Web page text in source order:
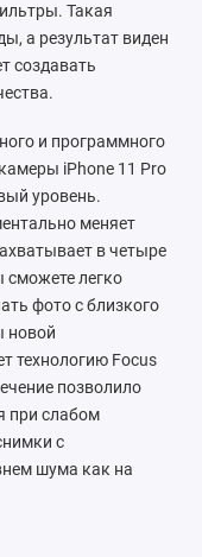
Такая
а результат виден
создавать
и программного
iPhone 11 Pro
уровень.
меняет
в четыре
легко
фото с близкого
новой
технологию Focus
позволило
при слабом
с
шума как на